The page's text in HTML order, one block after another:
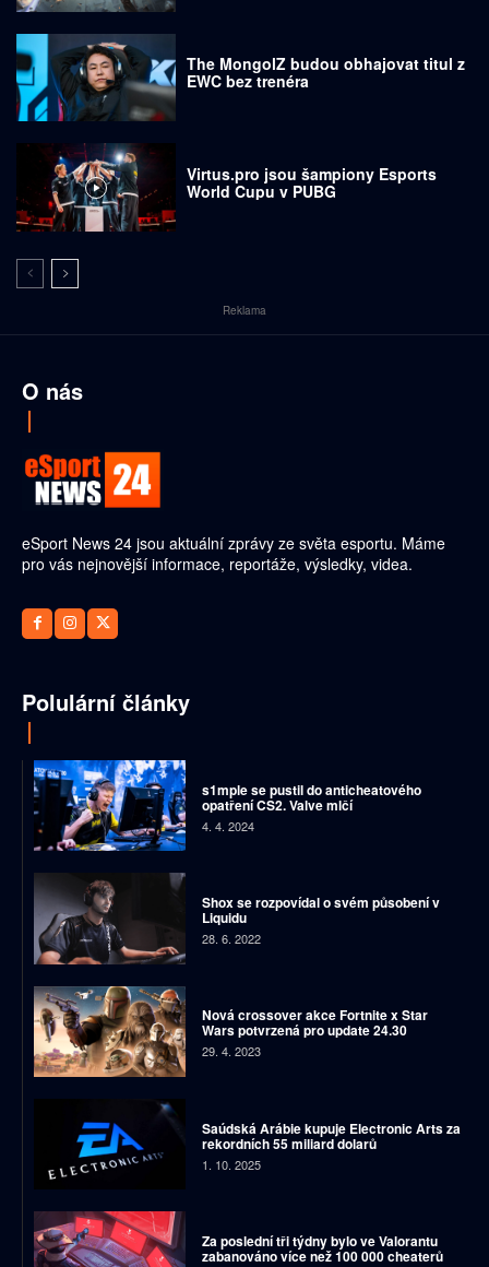
The MongolZ budou obhajovat titul z
EWC bez trenéra
Virtus.pro jsou šampiony Esports
World Cupu v PUBG
Reklama
O nás
eSport News 24 jsou aktuální zprávy ze světa esportu. Máme
pro vás nejnovější informace, reportáže, výsledky, videa.
Polulární články
s1mple se pustil do anticheatového
opatření CS2. Valve mlčí
4. 4. 2024
Shox se rozpovídal o svém působení v
Liquidu
28. 6. 2022
Nová crossover akce Fortnite x Star
Wars potvrzená pro update 24.30
29. 4. 2023
Saúdská Arábie kupuje Electronic Arts za
rekordních 55 miliard dolarů
1. 10. 2025
Za poslední tři týdny bylo ve Valorantu
zabanováno více než 100 000 cheaterů